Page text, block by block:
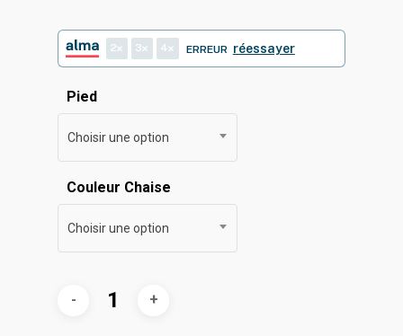
2 3 4 ERREUR réessayer
Pied
Choisir une option
Couleur Chaise
Choisir une option